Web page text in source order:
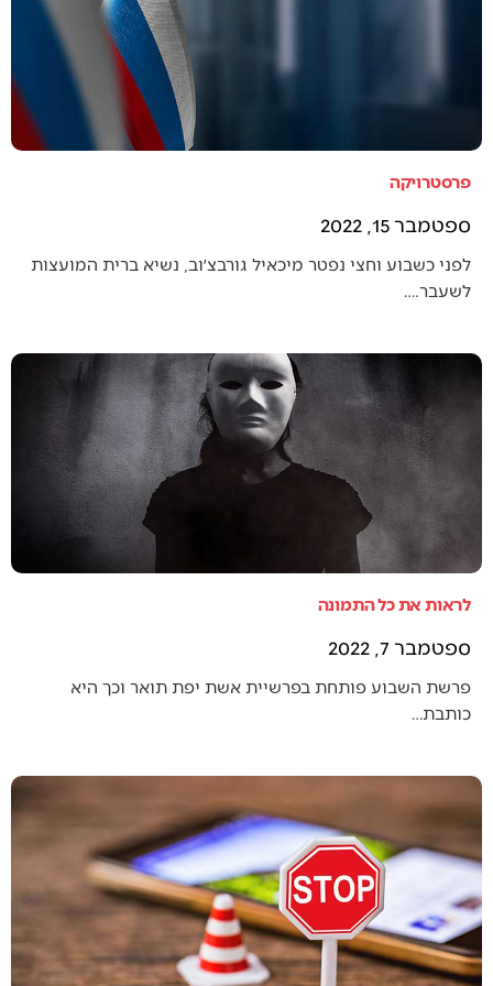
פרסטרויקה
ספטמבר 15, 2022
לפני כשבוע וחצי נפטר מיכאיל גורבצ׳וב, נשיא ברית המועצות
לשעבר.…
לראות את כל התמונה
ספטמבר 7, 2022
פרשת השבוע פותחת בפרשיית אשת יפת תואר וכך היא
כותבת…